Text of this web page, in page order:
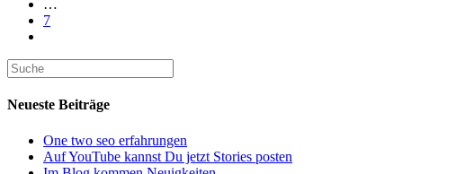
…
7
nächsten
Neueste Beiträge
One two seo erfahrungen
Auf YouTube kannst Du jetzt Stories posten